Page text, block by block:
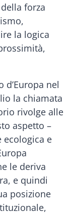
forza
la logica
nel
la chiamata
rivolge alle
aspetto –
ecologica e
le deriva
e quindi
posizione